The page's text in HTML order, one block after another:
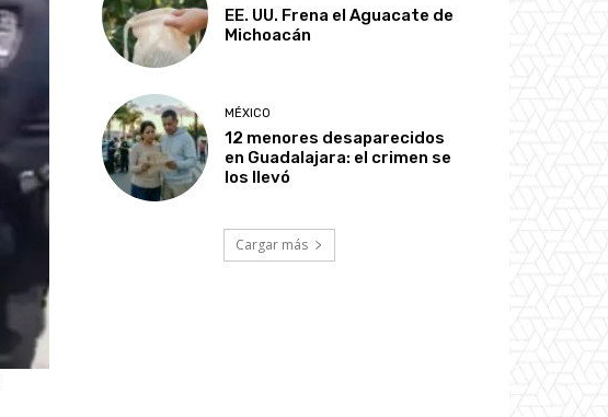
EE. UU. Frena el Aguacate de
Michoacán
MÉXICO
12 menores desaparecidos
en Guadalajara: el crimen se
los llevó
Cargar más